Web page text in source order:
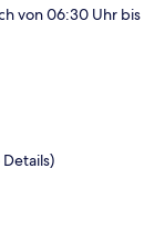
von 06:30 Uhr bis